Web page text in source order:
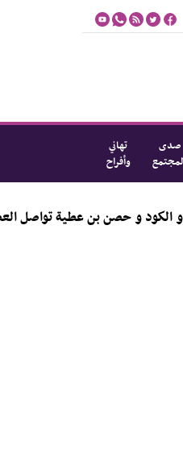
صدى
تهاني
وأفراح
بن عطية تواصل العصيان